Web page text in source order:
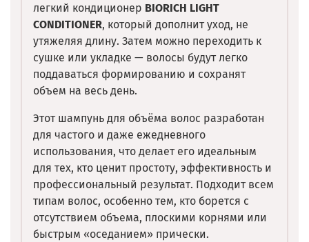
легкий кондиционер BIORICH LIGHT
CONDITIONER, который дополнит уход, не
утяжеляя длину. Затем можно переходить к
сушке или укладке — волосы будут легко
поддаваться формированию и сохранят
объем на весь день.
Этот шампунь для объёма волос разработан
для частого и даже ежедневного
использования, что делает его идеальным
для тех, кто ценит простоту, эффективность и
профессиональный результат. Подходит всем
типам волос, особенно тем, кто борется с
отсутствием объема, плоскими корнями или
быстрым «оседанием» прически.